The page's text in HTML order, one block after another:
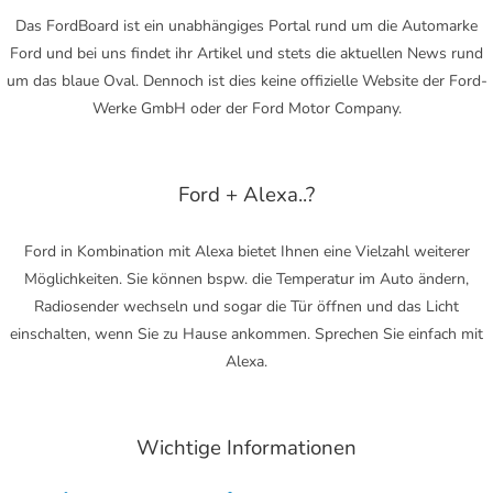
Das FordBoard ist ein unabhängiges Portal rund um die Automarke
Ford und bei uns findet ihr Artikel und stets die aktuellen News rund
um das blaue Oval. Dennoch ist dies keine offizielle Website der Ford-
Werke GmbH oder der Ford Motor Company.
Ford + Alexa..?
Ford in Kombination mit Alexa bietet Ihnen eine Vielzahl weiterer
Möglichkeiten. Sie können bspw. die Temperatur im Auto ändern,
Radiosender wechseln und sogar die Tür öffnen und das Licht
einschalten, wenn Sie zu Hause ankommen. Sprechen Sie einfach mit
Alexa.
Wichtige Informationen